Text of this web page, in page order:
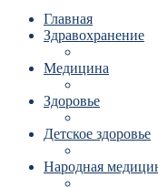
Главная
Здравохранение
Медицина
Здоровье
Детское здоровье
Народная